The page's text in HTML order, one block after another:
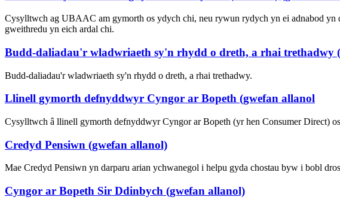
Cysylltwch ag UBAAC am gymorth os ydych chi, neu rywun rydych yn ei adnabod
gweithredu yn eich ardal chi.
Budd-daliadau'r wladwriaeth sy'n rhydd o dreth, a rhai trethadwy
Budd-daliadau'r wladwriaeth sy'n rhydd o dreth, a rhai trethadwy.
Llinell gymorth defnyddwyr Cyngor ar Bopeth (gwefan allanol
Cysylltwch â llinell gymorth defnyddwyr Cyngor ar Bopeth (yr hen Consumer Direct)
Credyd Pensiwn (gwefan allanol)
Mae Credyd Pensiwn yn darparu arian ychwanegol i helpu gyda chostau byw i bobl
Cyngor ar Bopeth Sir Ddinbych (gwefan allanol)